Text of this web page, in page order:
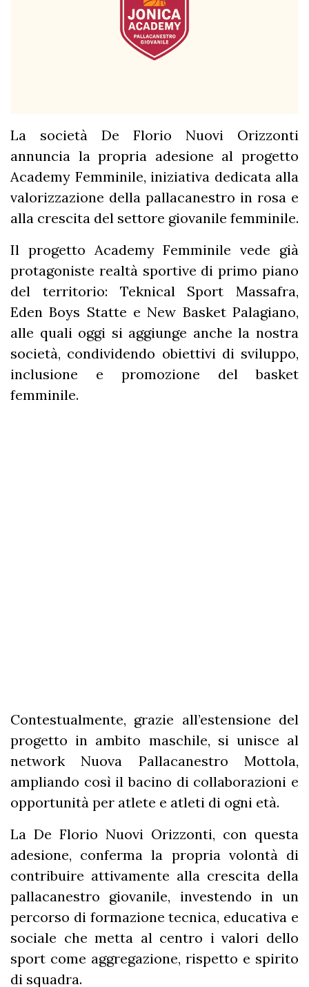
La società De Florio Nuovi Orizzonti
annuncia la propria adesione al progetto
Academy Femminile, iniziativa dedicata alla
valorizzazione della pallacanestro in rosa e
alla crescita del settore giovanile femminile.
Il progetto Academy Femminile vede già
protagoniste realtà sportive di primo piano
del territorio: Teknical Sport Massafra,
Eden Boys Statte e New Basket Palagiano,
alle quali oggi si aggiunge anche la nostra
società, condividendo obiettivi di sviluppo,
inclusione e promozione del basket
femminile.
Contestualmente, grazie all’estensione del
progetto in ambito maschile, si unisce al
network Nuova Pallacanestro Mottola,
ampliando così il bacino di collaborazioni e
opportunità per atlete e atleti di ogni età.
La De Florio Nuovi Orizzonti, con questa
adesione, conferma la propria volontà di
contribuire attivamente alla crescita della
pallacanestro giovanile, investendo in un
percorso di formazione tecnica, educativa e
sociale che metta al centro i valori dello
sport come aggregazione, rispetto e spirito
di squadra.